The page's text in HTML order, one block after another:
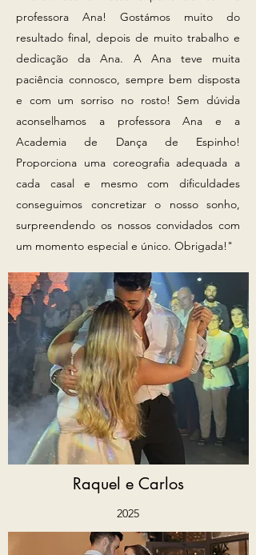
professora Ana! Gostámos muito do
resultado final, depois de muito trabalho e
dedicação da Ana. A Ana teve muita
paciência connosco, sempre bem disposta
e com um sorriso no rosto! Sem dúvida
aconselhamos a professora Ana e a
Academia de Dança de Espinho!
Proporciona uma coreografia adequada a
cada casal e mesmo com dificuldades
conseguimos concretizar o nosso sonho,
surpreendendo os nossos convidados com
um momento especial e único. Obrigada!"
Raquel e Carlos
2025